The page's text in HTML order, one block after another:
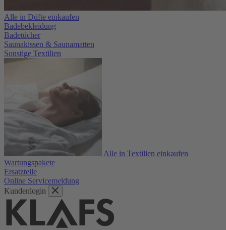
Alle in Düfte einkaufen
Badebekleidung
Badetücher
Saunakissen & Saunamatten
Sonstige Textilien
Alle in Textilien einkaufen
Wartungspakete
Ersatzteile
Online Servicemeldung
Kundenlogin